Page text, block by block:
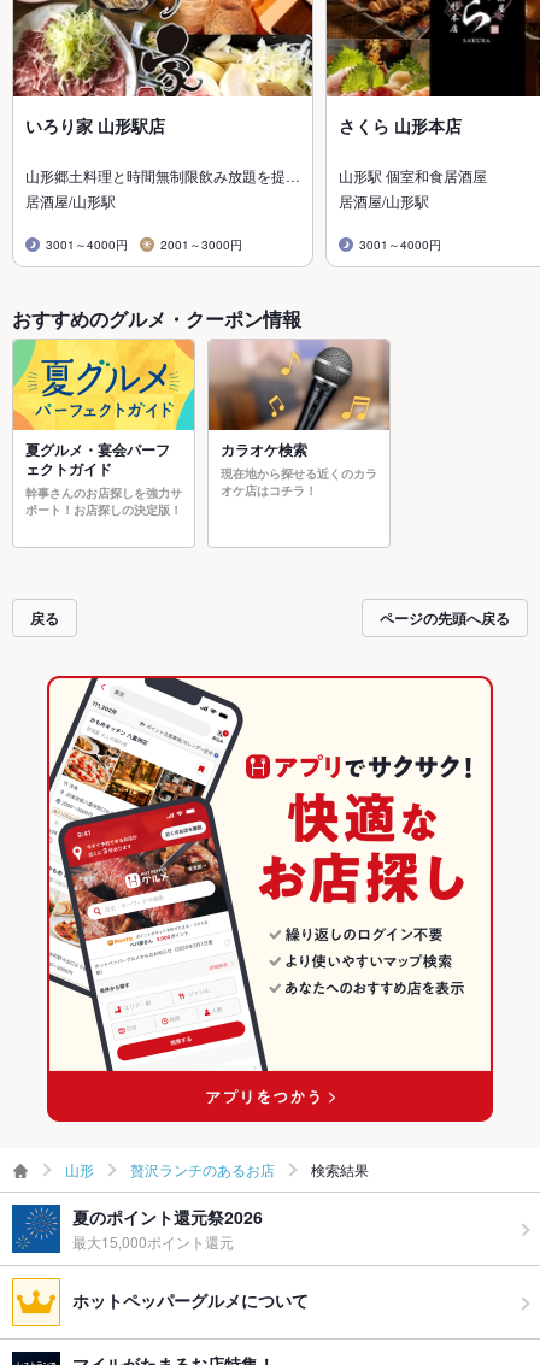
いろり家 山形駅店
山形郷土料理と時間無制限飲み放題を提…
居酒屋/山形駅
3001～4000円 2001～3000円
さくら 山形本店
山形駅 個室和食居酒屋
居酒屋/山形駅
3001～4000円
おすすめのグルメ・クーポン情報
夏グルメ・宴会パーフ
ェクトガイド
幹事さんのお店探しを強力サ
ポート！お店探しの決定版！
カラオケ検索
現在地から探せる近くのカラ
オケ店はコチラ！
戻る ページの先頭へ戻る
山形 贅沢ランチのあるお店 検索結果
夏のポイント還元祭2026
最大15,000ポイント還元
ホットペッパーグルメについて